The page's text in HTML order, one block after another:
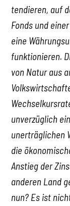
tendieren, auf
Fonds und
eine
funktionieren.
von Natur aus
unverzüglich
unerträglichen
die
Anstieg der
anderen Land
nun? Es ist